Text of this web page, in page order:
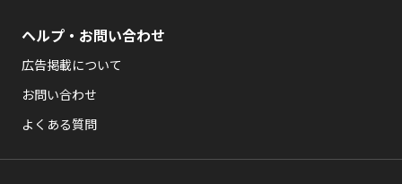
ヘルプ・お問い合わせ
広告掲載について
お問い合わせ
よくある質問